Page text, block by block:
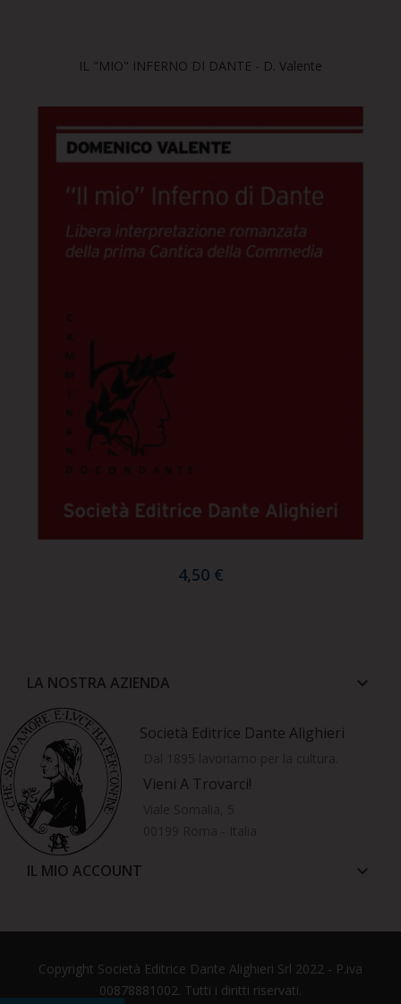
IL "MIO" INFERNO DI DANTE - D. Valente
4,50 €
LA NOSTRA AZIENDA keyboard_arrow_down
Società Editrice Dante Alighieri
Vieni A Trovarci!
IL MIO ACCOUNT keyboard_arrow_down
Copyright Società Editrice Dante Alighieri Srl 2022 - P.iva
00878881002. Tutti i diritti riservati.